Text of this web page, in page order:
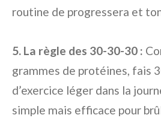
routine de progressera et
5. La règle des 30-30-30 :
grammes de protéines, fais
d’exercice léger dans la
simple mais efficace pour